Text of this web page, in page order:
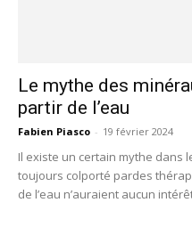
Le mythe des
partir de l’eau
Fabien Piasco - 19 février 2024
Il existe un certain mythe dans
toujours colporté pardes
de l’eau n’auraient aucun